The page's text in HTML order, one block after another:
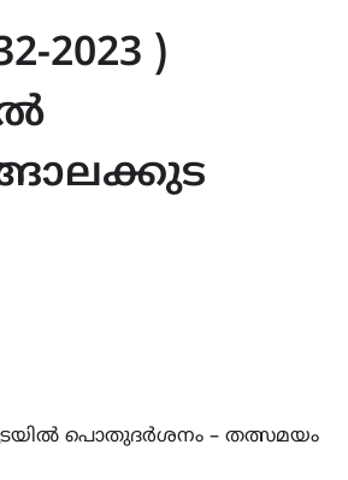
2023 )
പൊതുദർശനം – തത്സമയം